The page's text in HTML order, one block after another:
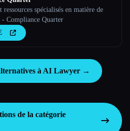
ressources spécialisés en matière de
Compliance Quarter
à AI Lawyer →
de la catégorie